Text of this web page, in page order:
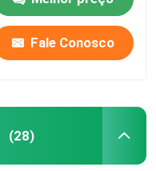
Fale Conosco
(28)